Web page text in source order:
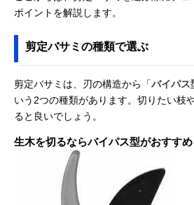
ポイントを解説します。
剪定バサミの種類で選ぶ
剪定バサミは、刃の構造から「バイパス
いう2つの種類があります。切りたい枝
ると良いでしょう。
生木を切るならバイパス型がおすすめ